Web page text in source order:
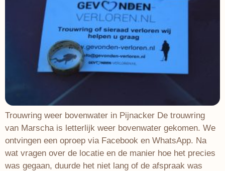
Trouwring weer bovenwater in Pijnacker De trouwring
van Marscha is letterlijk weer bovenwater gekomen. We
ontvingen een oproep via Facebook en WhatsApp. Na
wat vragen over de locatie en de manier hoe het precies
was gegaan, duurde het niet lang of de afspraak was